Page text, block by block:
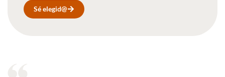
Sé elegid@